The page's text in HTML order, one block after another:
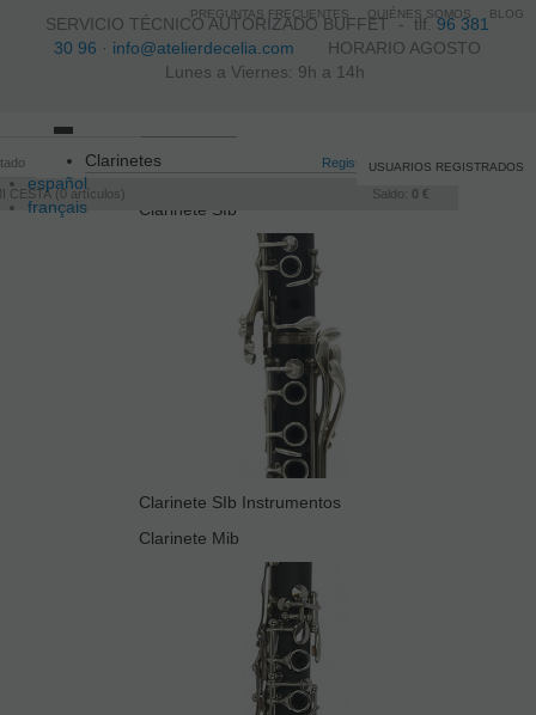
SERVICIO TÉCNICO AUTORIZADO BUFFET -tlf.96 381
30 96 · info@atelierdecelia.com HORARIO AGOSTO
Lunes a Viernes: 9h a 14h
español
français
Registro /Iniciar sesión
CESTA 0 artículos Saldo: 0 €
USUARIOS REGISTRADOS
navigation
Clarinetes
Clarinete SIb
Clarinete SIb Instrumentos
Clarinete Mib
PREGUNTAS FRECUENTES QUIÉNES SOMOS BLOG